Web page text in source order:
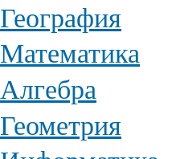
География
Математика
Алгебра
Геометрия